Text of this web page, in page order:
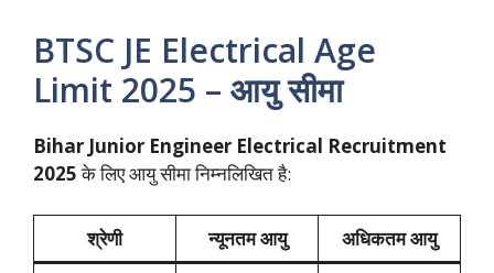
BTSC JE Electrical Age
Limit 2025 – आयु सीमा
Bihar Junior Engineer Electrical Recruitment
2025के लिए आयु सीमा निम्नलिखित है:
श्रेणी न्यूनतम आयु
अधिकतम आयु